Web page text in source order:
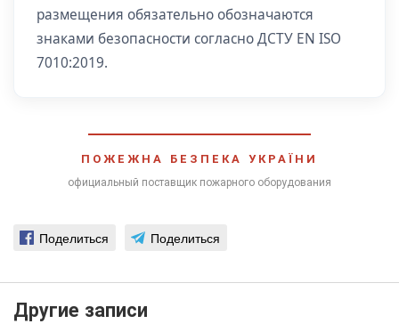
размещения обязательно обозначаются
знаками безопасности согласно ДСТУ EN ISO
7010:2019.
ПОЖЕЖНА БЕЗПЕКА УКРАЇНИ
официальный поставщик пожарного оборудования
Поделиться Поделиться
Другие записи